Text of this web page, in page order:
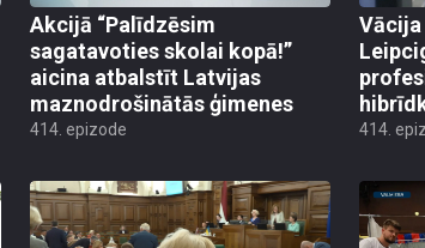
Akcijā “Palīdzēsim
sagatavoties skolai kopā!”
aicina atbalstīt Latvijas
maznodrošinātās ģimenes
414. epizode 414.